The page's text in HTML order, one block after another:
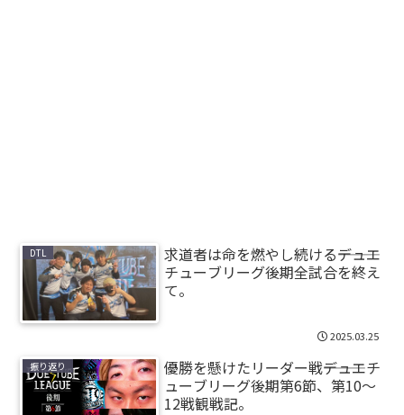
DTL
求道者は命を燃やし続ける―――デュエ
チューブリーグ後期全試合を終え
て。
2025.03.25
振り返り
優勝を懸けたリーダー戦―――デュエチ
ューブリーグ後期第6節、第10～
12戦観戦記。